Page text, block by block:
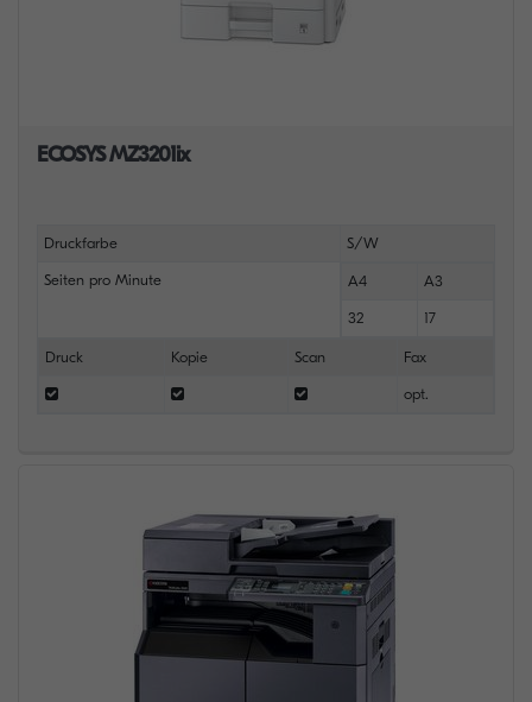
ECOSYS MZ3201ix
Druckfarbe S/W
Seiten pro Minute A4 A3
32 17
Druck Kopie Scan Fax
opt.